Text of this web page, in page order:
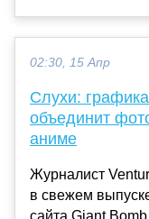
02:30, 15 Апр
Слухи:
объединит
аниме
Журналист
в свежем
сайта Giant